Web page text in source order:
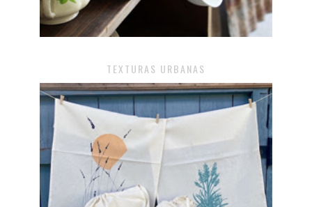
TEXTURAS URBANAS